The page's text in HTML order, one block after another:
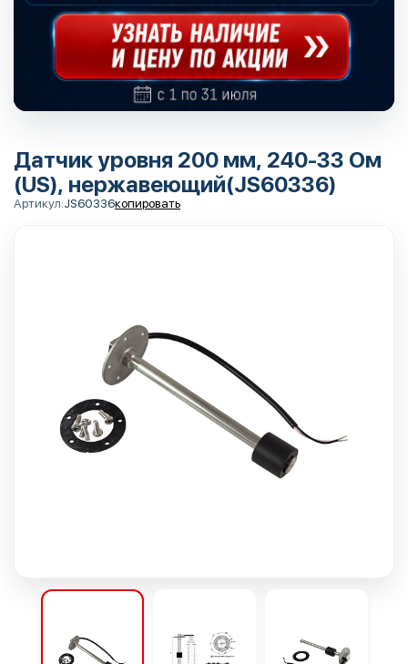
Датчик уровня 200 мм, 240-33 Ом
(US), нержавеющий(JS60336)
Артикул:JS60336копировать